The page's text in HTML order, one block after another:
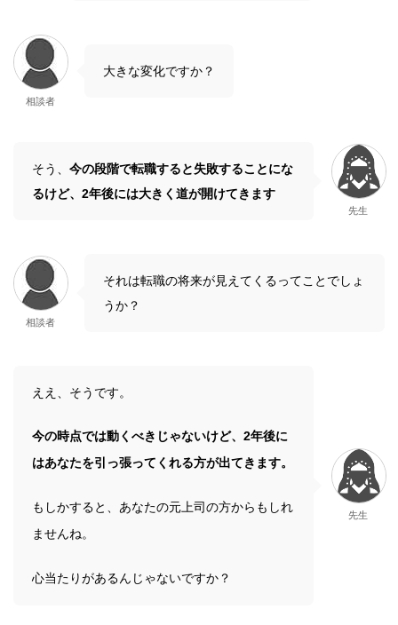
相談者
大きな変化ですか？
そう、 今の段階で転職すると失敗することにな
るけど、2年後には大きく道が開けてきます
先生
相談者
それは転職の将来が見えてくるってことでしょ
うか？
ええ、そうです。
今の時点では動くべきじゃないけど、2年後に
はあなたを引っ張ってくれる方が出てきます。
もしかすると、あなたの元上司の方からもしれ
ませんね。
心当たりがあるんじゃないですか？
先生